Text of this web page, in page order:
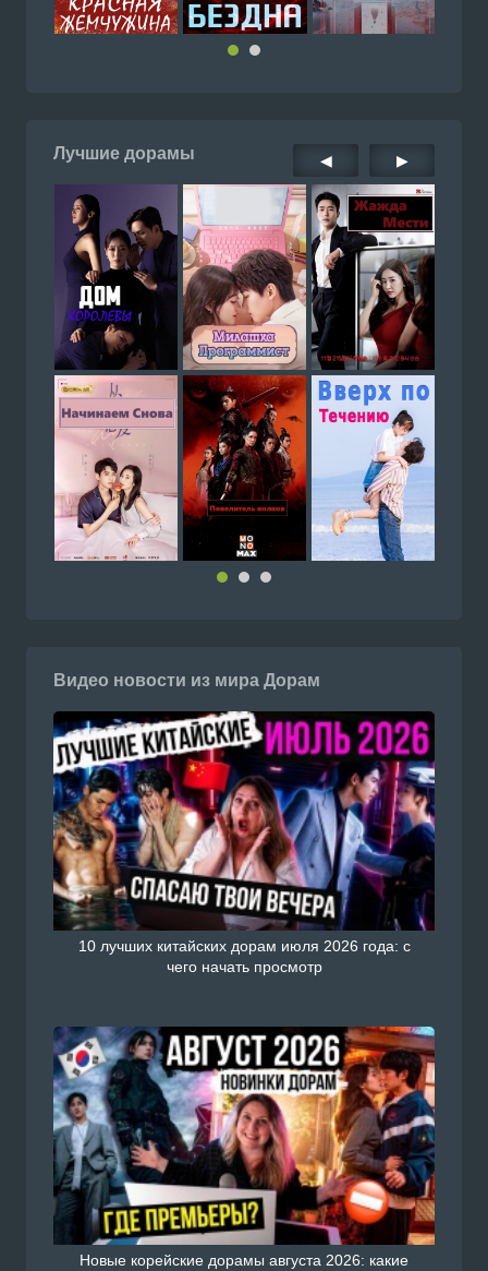
Лучшие дорамы ◀ ▶
Видео новости из мира Дорам
10 лучших китайских дорам июля 2026 года: с
чего начать просмотр
Новые корейские дорамы августа 2026: какие